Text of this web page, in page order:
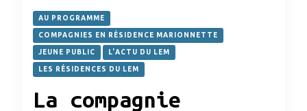
AU PROGRAMME
COMPAGNIES EN RÉSIDENCE MARIONNETTE
JEUNE PUBLIC L'ACTU DU LEM
LES RÉSIDENCES DU LEM
La compagnie